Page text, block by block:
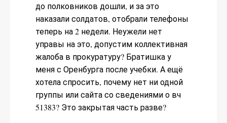
до полковников дошли, и за это
наказали солдатов, отобрали телефоны
теперь на 2 недели. Неужели нет
управы на это, допустим коллективная
жалоба в прокуратуру? Братишка у
меня с Оренбурга после учебки. А ещё
хотела спросить, почему нет ни одной
группы или сайта со сведениями о вч
51383? Это закрытая часть разве?